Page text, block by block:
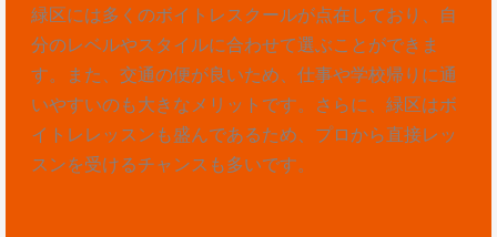
緑区には多くのボイトレスクールが点在しており、自
分のレベルやスタイルに合わせて選ぶことができま
す。また、交通の便が良いため、仕事や学校帰りに通
いやすいのも大きなメリットです。さらに、緑区はボ
イトレレッスンも盛んであるため、プロから直接レッ
スンを受けるチャンスも多いです。